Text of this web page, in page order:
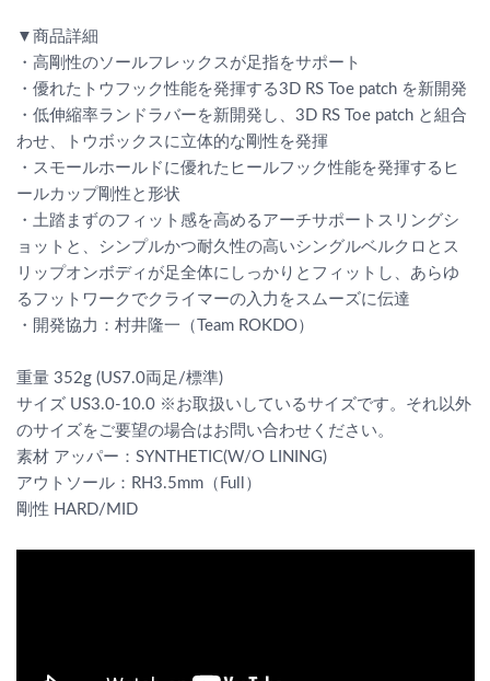
▼商品詳細
・高剛性のソールフレックスが足指をサポート
・優れたトウフック性能を発揮する3D RS Toe patch を新開発
・低伸縮率ランドラバーを新開発し、3D RS Toe patch と組合
わせ、トウボックスに立体的な剛性を発揮
・スモールホールドに優れたヒールフック性能を発揮するヒ
ールカップ剛性と形状
・土踏まずのフィット感を高めるアーチサポートスリングシ
ョットと、シンプルかつ耐久性の高いシングルベルクロとス
リップオンボディが足全体にしっかりとフィットし、あらゆ
るフットワークでクライマーの入力をスムーズに伝達
・開発協力：村井隆一（Team ROKDO）
重量 352g (US7.0両足/標準)
サイズ US3.0-10.0 ※お取扱いしているサイズです。それ以外
のサイズをご要望の場合はお問い合わせください。
素材 アッパー：SYNTHETIC(W/O LINING)
アウトソール：RH3.5mm（Full）
剛性 HARD/MID